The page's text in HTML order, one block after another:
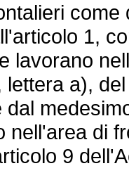
come
1,
lavorano
a),
nell'area di
9